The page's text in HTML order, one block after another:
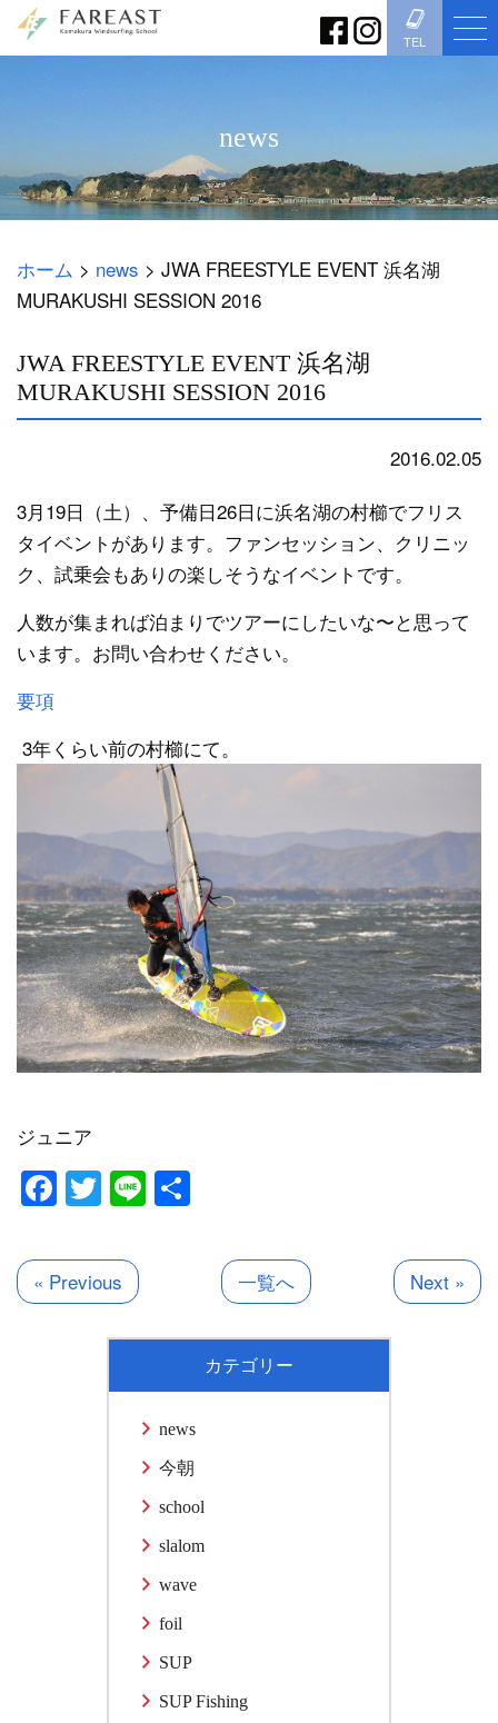
TEL
news
ホーム > news > JWA FREESTYLE EVENT 浜名湖
MURAKUSHI SESSION 2016
JWA FREESTYLE EVENT 浜名湖
MURAKUSHI SESSION 2016
2016.02.05
3月19日（土）、予備日26日に浜名湖の村櫛でフリス
タイベントがあります。ファンセッション、クリニッ
ク、試乗会もありの楽しそうなイベントです。
人数が集まれば泊まりでツアーにしたいな〜と思って
います。お問い合わせください。
要項
3年くらい前の村櫛にて。
ジュニア
Facebook
Twitter
Line
« Previous 一覧へ Next »
カテゴリー
news
今朝
school
slalom
wave
foil
SUP
SUP Fishing